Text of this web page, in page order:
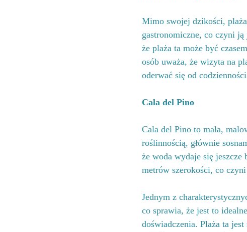
Mimo swojej dzikości,
gastronomiczne, co czyni
że plaża ta może być
osób uważa, że wizyta na
oderwać się od
Cala del Pino
Cala del Pino to mała,
roślinnością, głównie
że woda wydaje się
metrów szerokości, co
Jednym z
co sprawia, że jest to
doświadczenia. Plaża ta